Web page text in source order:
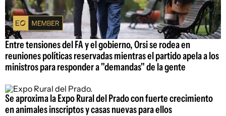
Entre tensiones del FA y el gobierno, Orsi se rodea en
reuniones políticas reservadas mientras el partido apela a los
ministros para responder a "demandas" de la gente
Se aproxima la Expo Rural del Prado con fuerte crecimiento
en animales inscriptos y casas nuevas para ellos